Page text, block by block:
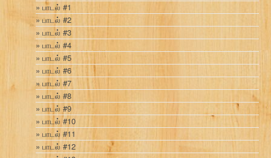
பாடல் #1
பாடல் #2
பாடல் #3
பாடல் #4
பாடல் #5
பாடல் #6
பாடல் #7
பாடல் #8
பாடல் #9
பாடல் #10
பாடல் #11
பாடல் #12